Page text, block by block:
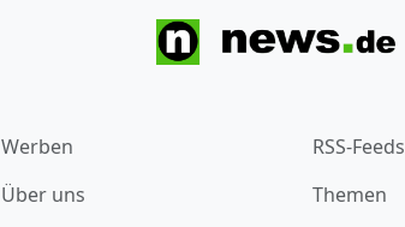
Werben
Über uns
RSS-Feeds
Themen